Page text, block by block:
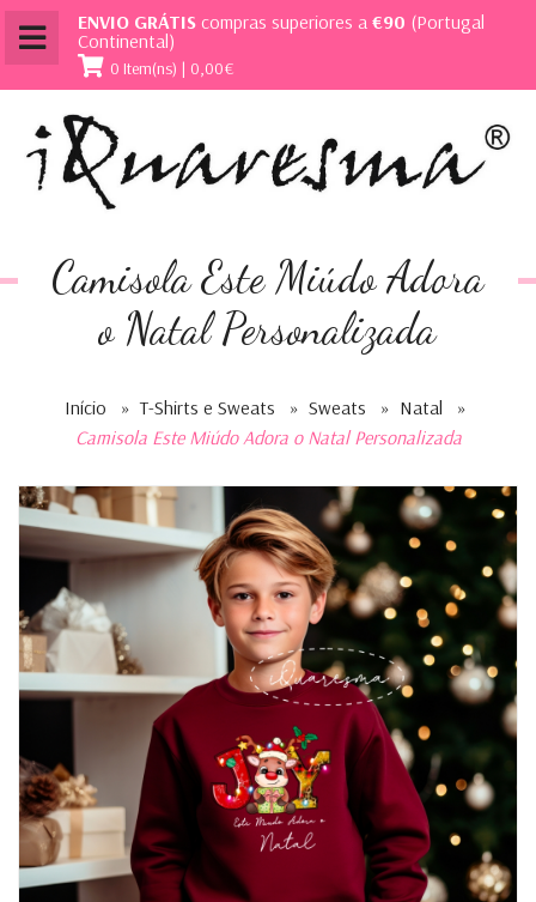
ENVIO GRÁTIS compras superiores a €90 (Portugal
Continental)
0 Item(ns) | 0,00€
Camisola Este Miúdo Adora
o Natal Personalizada
Início » T-Shirts e Sweats » Sweats » Natal
»
Camisola Este Miúdo Adora o Natal Personalizada